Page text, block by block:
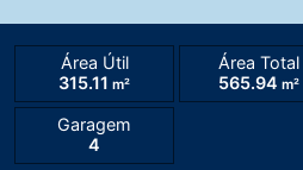
Área Útil
315.11 m²
Área Total
565.94 m²
Garagem
4